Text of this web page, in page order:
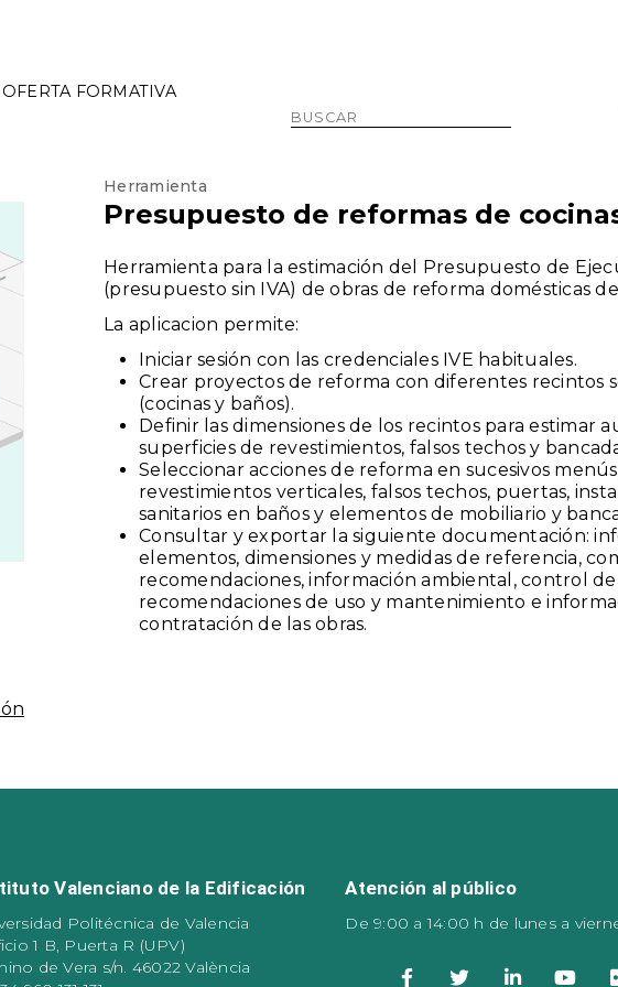
OFERTA FORMATIVA
Herramienta
Presupuesto de reformas de
Herramienta para la estimación del Presupuesto de
(presupuesto sin IVA) de obras de reforma domésticas
La aplicacion permite:
Iniciar sesión con las credenciales IVE habituales.
Crear proyectos de reforma con diferentes recintos
(cocinas y baños).
Definir las dimensiones de los recintos para estimar
superficies de revestimientos, falsos techos y
Seleccionar acciones de reforma en sucesivos
revestimientos verticales, falsos techos, puertas,
sanitarios en baños y elementos de mobiliario y
Consultar y exportar la siguiente documentación:
elementos, dimensiones y medidas de referencia,
recomendaciones, información ambiental, control
recomendaciones de uso y mantenimiento e
contratación de las obras.
Valenciano de la Edificación
Politécnica de Valencia
1 B, Puerta R (UPV)
de Vera s/n. 46022 València
Atención al público
De 9:00 a 14:00 h de lunes a